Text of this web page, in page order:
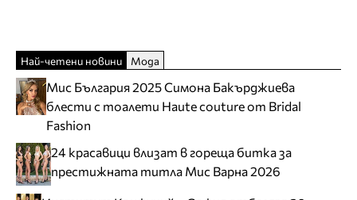
Най-четени новини Мода
Мис България 2025 Симона Бакърджиева
блести с тоалети Haute couture от Bridal
Fashion
24 красавици влизат в гореща битка за
престижната титла Мис Варна 2026